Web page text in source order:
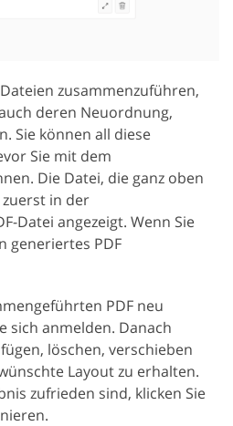
zusammenzuführen,
deren Neuordnung,
Sie können all diese
Sie mit dem
Die Datei, die ganz oben
in der
Datei angezeigt. Wenn Sie
generiertes PDF
PDF neu
sich anmelden. Danach
löschen, verschieben
Layout zu erhalten.
zufrieden sind, klicken Sie